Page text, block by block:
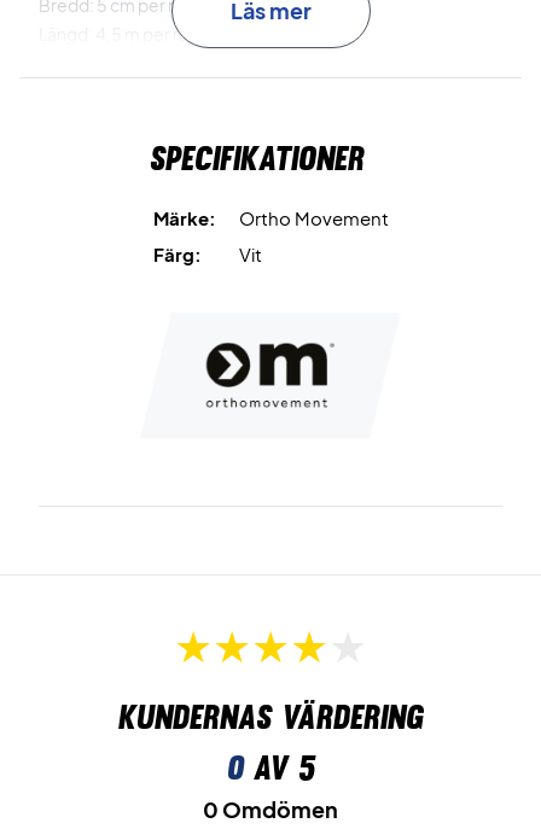
Bredd: 5 cm per rulle.
Längd: 4,5 m per rulle.
Läs mer
Specifikationer
Märke:
Ortho Movement
Färg:
Vit
Kundernas värdering
0av 5
0 Omdömen